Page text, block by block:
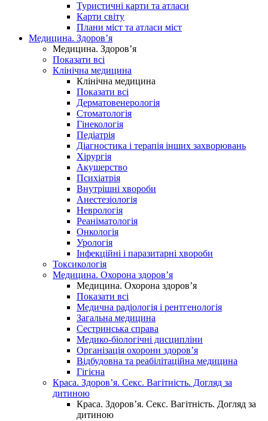
Туристичні карти та атласи
Карти світу
Плани міст та атласи міст
Медицина. Здоров’я
Медицина. Здоров’я
Показати всі
Клінічна медицина
Клінічна медицина
Показати всі
Дерматовенерологія
Стоматологія
Гінекологія
Педіатрія
Діагностика і терапія інших захворювань
Хірургія
Акушерство
Психіатрія
Внутрішні хвороби
Анестезіологія
Неврологія
Реаніматологія
Онкологія
Урологія
Інфекційні і паразитарні хвороби
Токсикологія
Медицина. Охорона здоров’я
Медицина. Охорона здоров’я
Показати всі
Медична радіологія і рентгенологія
Загальна медицина
Сестринська справа
Медико-біологічні дисципліни
Організація охорони здоров’я
Відбудовна та реабілітаційна медицина
Гігієна
Краса. Здоров’я. Секс. Вагітність. Догляд за
дитиною
Краса. Здоров’я. Секс. Вагітність. Догляд за
дитиною